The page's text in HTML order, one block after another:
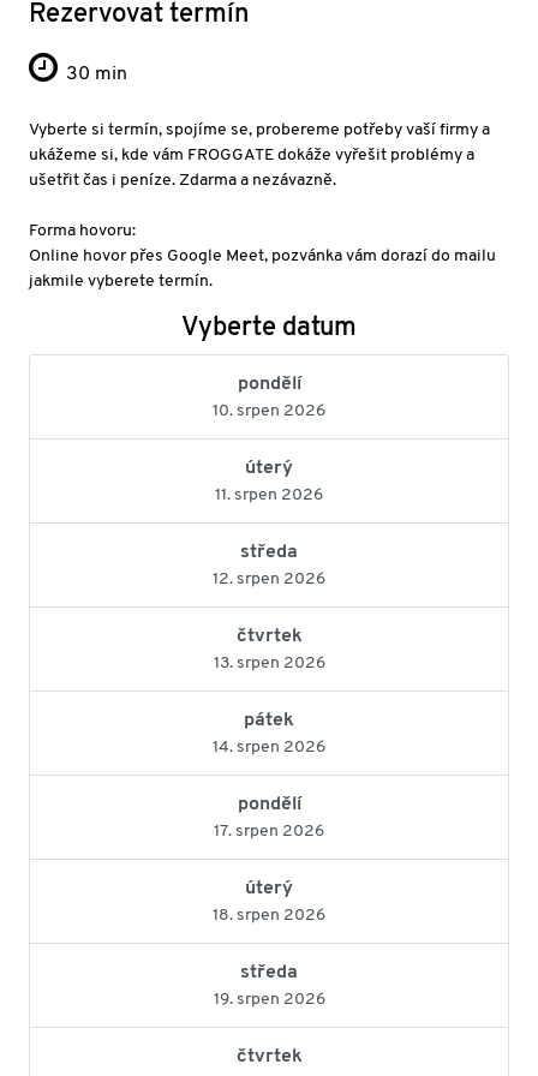
Rezervovat termín
30 min
Vyberte si termín, spojíme se, probereme potřeby vaší firmy a
ukážeme si, kde vám FROGGATE dokáže vyřešit problémy a
ušetřit čas i peníze. Zdarma a nezávazně.
Forma hovoru:
Online hovor přes Google Meet, pozvánka vám dorazí do mailu
jakmile vyberete termín.
Vyberte datum
pondělí
10. srpen 2026
úterý
11. srpen 2026
středa
12. srpen 2026
čtvrtek
13. srpen 2026
pátek
14. srpen 2026
pondělí
17. srpen 2026
úterý
18. srpen 2026
středa
19. srpen 2026
čtvrtek